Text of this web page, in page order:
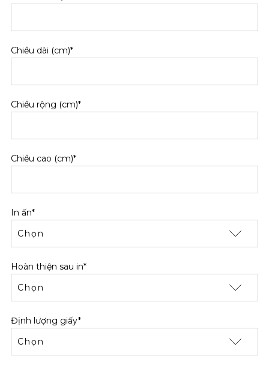
Chiều dài (cm)*
Chiều rộng (cm)*
Chiều cao (cm)*
In ấn*
Hoàn thiện sau in*
Định lượng giấy*